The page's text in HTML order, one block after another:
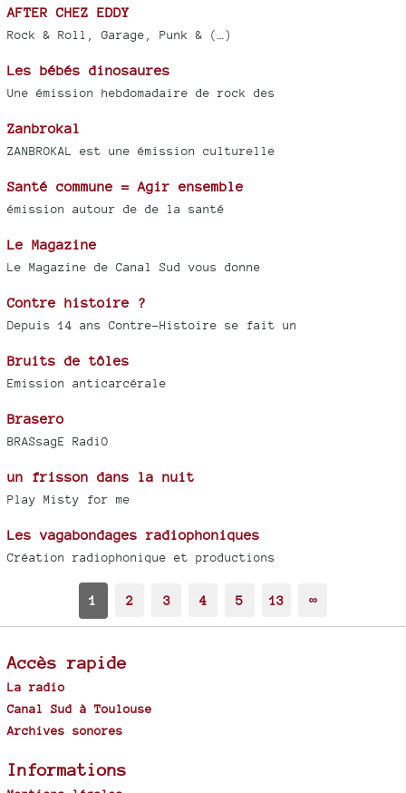
AFTER CHEZ EDDY
Rock & Roll, Garage, Punk & (…)
Les bébés dinosaures
Une émission hebdomadaire de rock des
Zanbrokal
ZANBROKAL est une émission culturelle
Santé commune = Agir ensemble
émission autour de de la santé
Le Magazine
Le Magazine de Canal Sud vous donne
Contre histoire ?
Depuis 14 ans Contre-Histoire se fait un
Bruits de tôles
Emission anticarcérale
Brasero
BRASsagE RadiO
un frisson dans la nuit
Play Misty for me
Les vagabondages radiophoniques
Création radiophonique et productions
1 2 3 4 5 13 ∞
Accès rapide
La radio
Canal Sud à Toulouse
Archives sonores
Informations